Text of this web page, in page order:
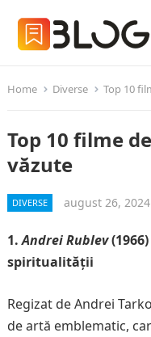
Home Diverse Top 10
Top 10 filme
văzute
DIVERSE august 26, 2024
1.Andrei Rublev
spiritualității
Regizat de Andrei
de artă emblematic,